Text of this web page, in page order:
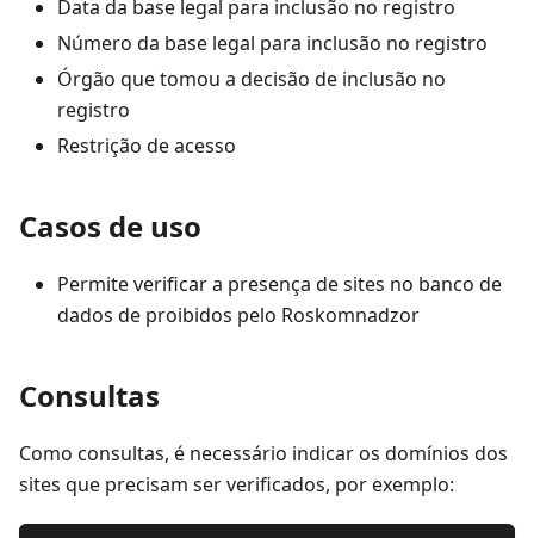
Data da base legal para inclusão no registro
Número da base legal para inclusão no registro
Órgão que tomou a decisão de inclusão no
registro
Restrição de acesso
Casos de uso
Permite verificar a presença de sites no banco de
dados de proibidos pelo Roskomnadzor
Consultas
Como consultas, é necessário indicar os domínios dos
sites que precisam ser verificados, por exemplo: